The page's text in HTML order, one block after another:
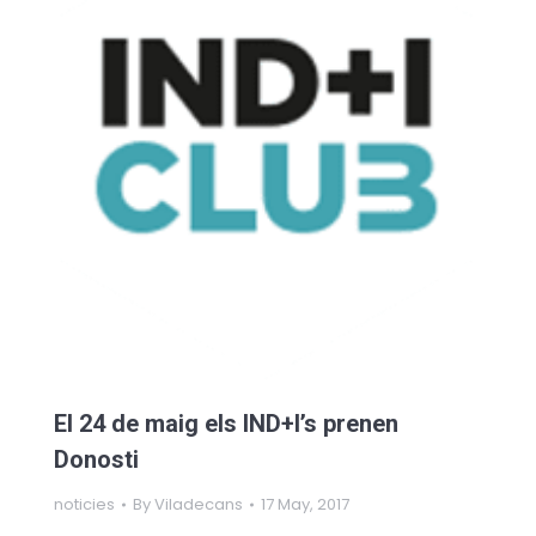
El 24 de maig els IND+I’s prenen
Donosti
noticies ByViladecans 17 May, 2017